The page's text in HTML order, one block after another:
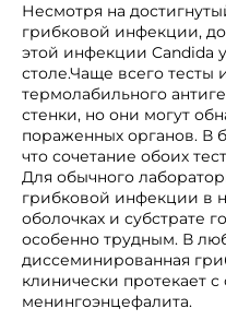
Несмотря на
грибковой инфекции,
этой инфекции Candida
столе.Чаще всего тесты
термолабильного
стенки, но они могут
пораженных органов. В
что сочетание обоих
Для обычного
грибковой инфекции в
оболочках и субстрате
особенно трудным. В
диссеминированная
клинически протекает
менингоэнцефалита.